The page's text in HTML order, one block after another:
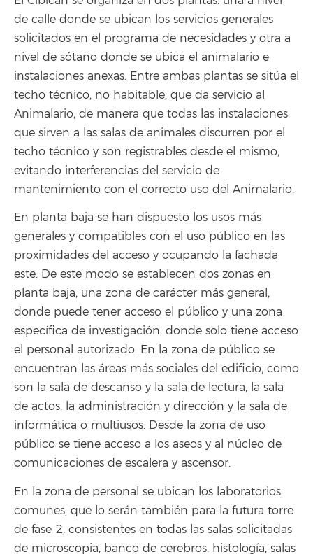
de calle donde se ubican los servicios generales
solicitados en el programa de necesidades y otra a
nivel de sótano donde se ubica el animalario e
instalaciones anexas. Entre ambas plantas se sitúa el
techo técnico, no habitable, que da servicio al
Animalario, de manera que todas las instalaciones
que sirven a las salas de animales discurren por el
techo técnico y son registrables desde el mismo,
evitando interferencias del servicio de
mantenimiento con el correcto uso del Animalario.
En planta baja se han dispuesto los usos más
generales y compatibles con el uso público en las
proximidades del acceso y ocupando la fachada
este. De este modo se establecen dos zonas en
planta baja, una zona de carácter más general,
donde puede tener acceso el público y una zona
específica de investigación, donde solo tiene acceso
el personal autorizado. En la zona de público se
encuentran las áreas más sociales del edificio, como
son la sala de descanso y la sala de lectura, la sala
de actos, la administración y dirección y la sala de
informática o multiusos. Desde la zona de uso
público se tiene acceso a los aseos y al núcleo de
comunicaciones de escalera y ascensor.
En la zona de personal se ubican los laboratorios
comunes, que lo serán también para la futura torre
de fase 2, consistentes en todas las salas solicitadas
de microscopia, banco de cerebros, histología, salas